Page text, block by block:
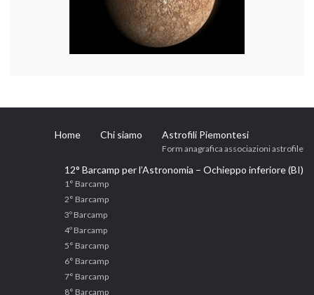
Home Chi siamo Astrofili Piemontesi
Form anagrafica associazioni astrofile
12° Barcamp per l’Astronomia – Ochieppo inferiore (BI)
1° Barcamp
2° Barcamp
3º Barcamp
4º Barcamp
5° Barcamp
6° Barcamp
7° Barcamp
8° Barcamp